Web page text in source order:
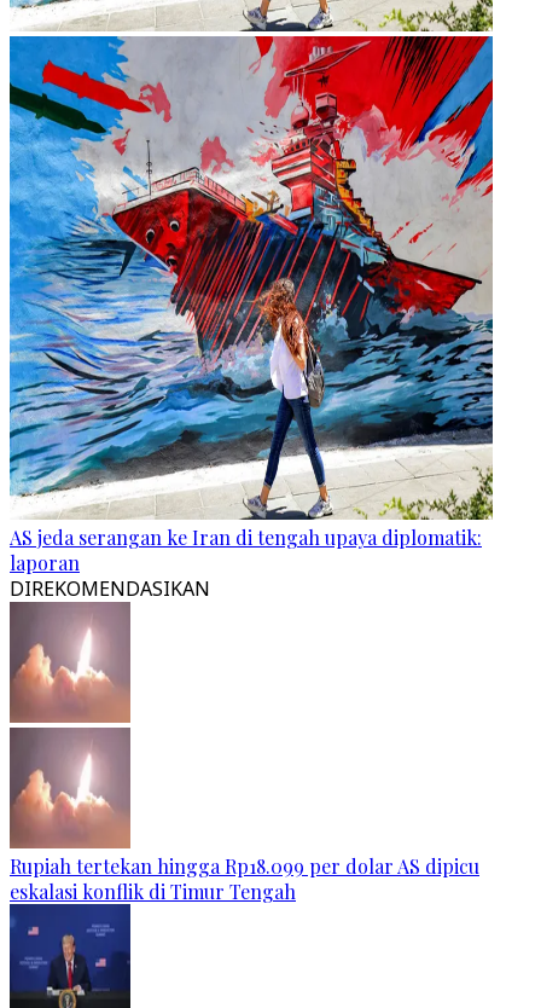
AS jeda serangan ke Iran di tengah upaya diplomatik:
laporan
DIREKOMENDASIKAN
Rupiah tertekan hingga Rp18.099 per dolar AS dipicu
eskalasi konflik di Timur Tengah